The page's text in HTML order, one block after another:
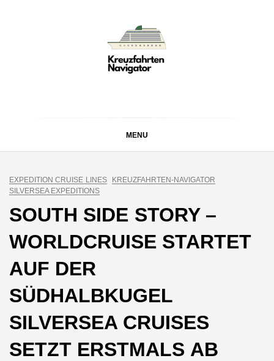
MENU
EXPEDITION CRUISE LINES
KREUZFAHRTEN-NAVIGATOR
SILVERSEA EXPEDITIONS
SOUTH SIDE STORY –
WORLDCRUISE STARTET
AUF DER
SÜDHALBKUGEL
SILVERSEA CRUISES
SETZT ERSTMALS AB